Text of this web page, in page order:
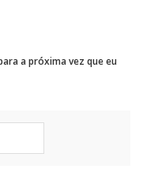
a próxima vez que eu